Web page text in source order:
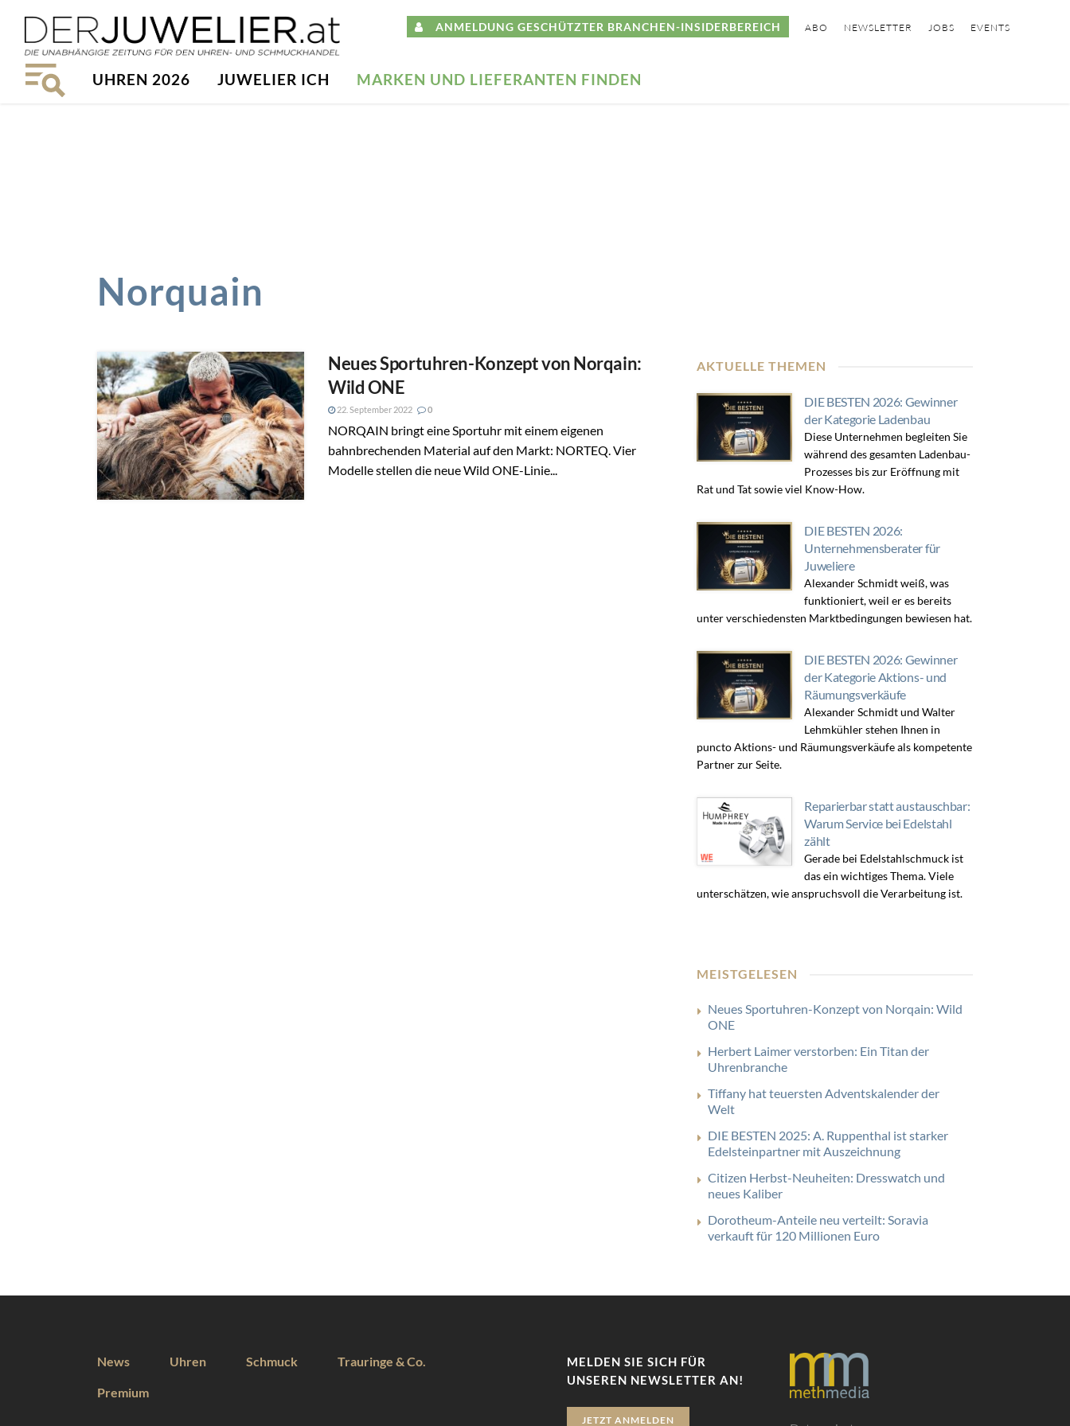
ANMELDUNG GESCHÜTZTER BRANCHEN-INSIDERBEREICH ABO NEWSLETTER JOBS EVENTS
UHREN 2026 JUWELIER ICH MARKEN UND LIEFERANTEN FINDEN
Norquain
Neues Sportuhren-Konzept von Norqain:
Wild ONE
22. September 2022 0
NORQAIN bringt eine Sportuhr mit einem eigenen
bahnbrechenden Material auf den Markt: NORTEQ. Vier
Modelle stellen die neue Wild ONE-Linie...
AKTUELLE THEMEN
DIE BESTEN 2026: Gewinner
der Kategorie Ladenbau
Diese Unternehmen begleiten Sie
während des gesamten Ladenbau-
Prozesses bis zur Eröffnung mit
Rat und Tat sowie viel Know-How.
DIE BESTEN 2026:
Unternehmensberater für
Juweliere
Alexander Schmidt weiß, was
funktioniert, weil er es bereits
unter verschiedensten Marktbedingungen bewiesen hat.
DIE BESTEN 2026: Gewinner
der Kategorie Aktions- und
Räumungsverkäufe
Alexander Schmidt und Walter
Lehmkühler stehen Ihnen in
puncto Aktions- und Räumungsverkäufe als kompetente
Partner zur Seite.
Reparierbar statt austauschbar:
Warum Service bei Edelstahl
zählt
Gerade bei Edelstahlschmuck ist
das ein wichtiges Thema. Viele
unterschätzen, wie anspruchsvoll die Verarbeitung ist.
MEISTGELESEN
Neues Sportuhren-Konzept von Norqain: Wild
ONE
Herbert Laimer verstorben: Ein Titan der
Uhrenbranche
Tiffany hat teuersten Adventskalender der
Welt
DIE BESTEN 2025: A. Ruppenthal ist starker
Edelsteinpartner mit Auszeichnung
Citizen Herbst-Neuheiten: Dresswatch und
neues Kaliber
Dorotheum-Anteile neu verteilt: Soravia
verkauft für 120 Millionen Euro
News Uhren Schmuck Trauringe & Co.
Premium
MELDEN SIE SICH FÜR
UNSEREN NEWSLETTER AN!
JETZT ANMELDEN